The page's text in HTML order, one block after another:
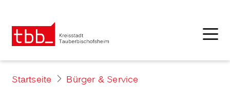
Startseite
Bürger & Service